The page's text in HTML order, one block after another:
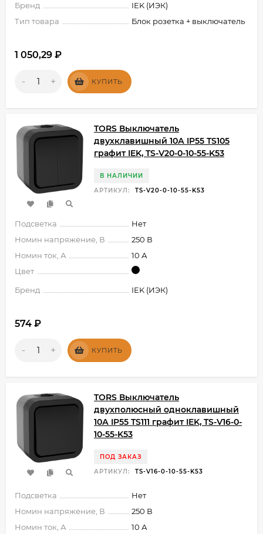
Бренд
IEK (ИЭК)
Тип товара
Блок розетка + выключатель
1 050,29 ₽
- + КУПИТЬ
TORS Выключатель
двухклавишный 10А IP55 TS105
графит IEK, TS-V20-0-10-55-K53
В НАЛИЧИИ
АРТИКУЛ:
TS-V20-0-10-55-K53
Подсветка
Нет
Номин напряжение, В
250 В
Номин ток, А
10 А
Цвет
Бренд
IEK (ИЭК)
574 ₽
- + КУПИТЬ
TORS Выключатель
двухполюсный одноклавишный
10А IP55 TS111 графит IEK, TS-V16-0-
10-55-K53
ПОД ЗАКАЗ
АРТИКУЛ:
TS-V16-0-10-55-K53
Подсветка
Нет
Номин напряжение, В
250 В
Номин ток, А
10 А